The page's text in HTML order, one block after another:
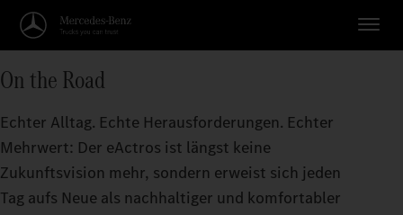
On the Road
Echter Alltag. Echte Herausforderungen. Echter
Mehrwert: Der eActros ist längst keine
Zukunftsvision mehr, sondern erweist sich jeden
Tag aufs Neue als nachhaltiger und komfortabler